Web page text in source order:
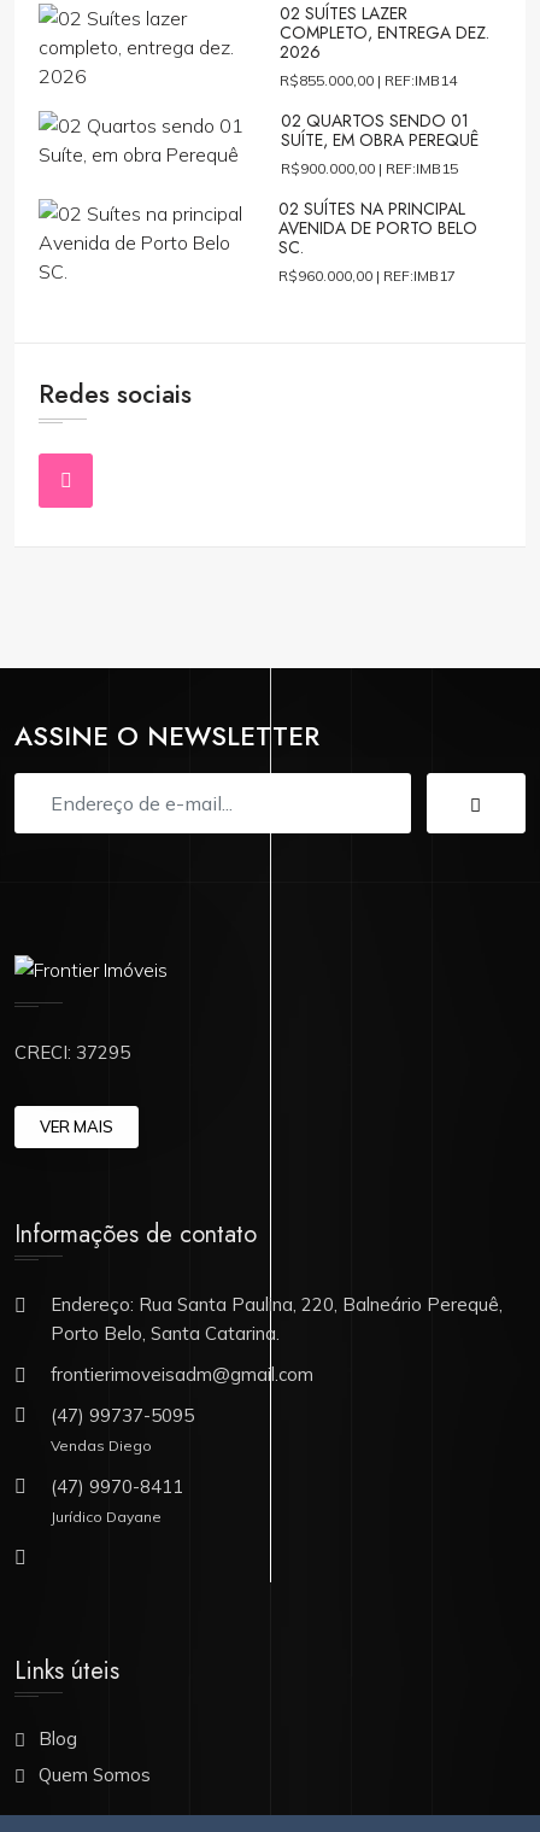
02 SUÍTES LAZER
COMPLETO, ENTREGA DEZ.
2026
R$855.000,00 | REF:IMB14
02 QUARTOS SENDO 01
SUÍTE, EM OBRA PEREQUÊ
R$900.000,00 | REF:IMB15
02 SUÍTES NA PRINCIPAL
AVENIDA DE PORTO BELO
SC.
R$960.000,00 | REF:IMB17
Redes sociais
ASSINE O NEWSLETTER
CRECI: 37295
VER MAIS
Informações de contato
Endereço: Rua Santa Paulina, 220, Balneário Perequê,
Porto Belo, Santa Catarina.
frontierimoveisadm@gmail.com
(47) 99737-5095
Vendas Diego
(47) 9970-8411
Jurídico Dayane
Links úteis
Blog
Quem Somos